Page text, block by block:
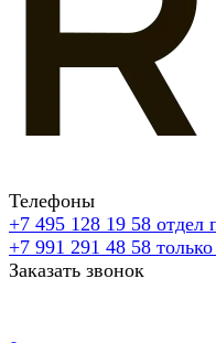
Телефоны
+7 495 128 19 58 отдел
+7 991 291 48 58
Заказать звонок